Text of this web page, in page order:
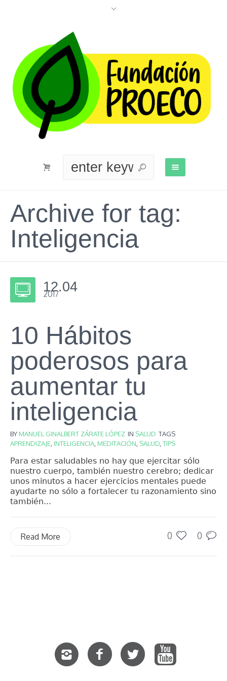
Archive for tag:
Inteligencia
12.04
2017
10 Hábitos
poderosos para
aumentar tu
inteligencia
BYMANUEL GINALBERT ZÁRATE LÓPEZ IN SALUD TAGS
APRENDIZAJE INTELIGENCIA MEDITACIÓN SALUD TIPS
Para estar saludables no hay que ejercitar sólo
nuestro cuerpo, también nuestro cerebro; dedicar
unos minutos a hacer ejercicios mentales puede
ayudarte no sólo a fortalecer tu razonamiento sino
también...
0 0
Read More